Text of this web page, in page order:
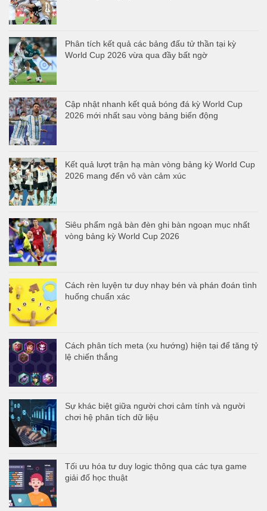
Phân tích kết quả các bảng đấu tử thần tại kỳ
World Cup 2026 vừa qua đầy bất ngờ
Cập nhật nhanh kết quả bóng đá kỳ World Cup
2026 mới nhất sau vòng bảng biến động
Kết quả lượt trận hạ màn vòng bảng kỳ World Cup
2026 mang đến vô vàn cảm xúc
Siêu phẩm ngả bàn đèn ghi bàn ngoạn mục nhất
vòng bảng kỳ World Cup 2026
Cách rèn luyện tư duy nhạy bén và phán đoán tình
huống chuẩn xác
Cách phân tích meta (xu hướng) hiện tại để tăng tỷ
lệ chiến thắng
Sự khác biệt giữa người chơi cảm tính và người
chơi hệ phân tích dữ liệu
Tối ưu hóa tư duy logic thông qua các tựa game
giải đố học thuật